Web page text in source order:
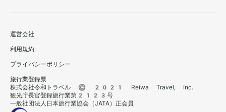
運営会社
利用規約
プライバシーポリシー
旅行業登録票
株式会社令和トラベル © 2021 Reiwa Travel, Inc.
観光庁長官登録旅行業第2123号
一般社団法人日本旅行業協会（JATA）正会員